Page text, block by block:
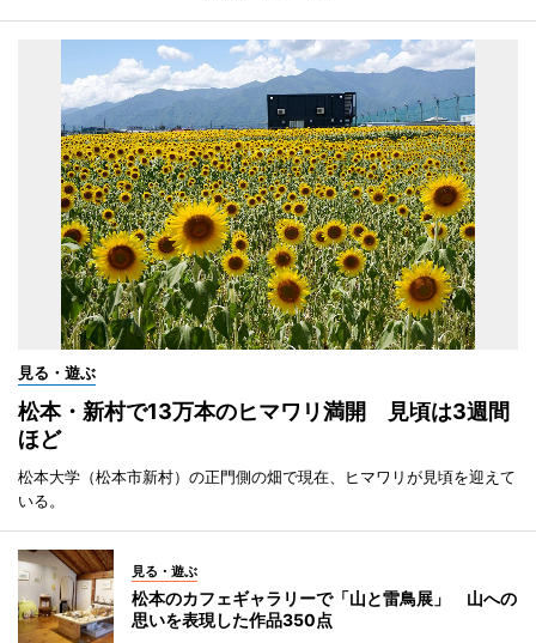
見る・遊ぶ
松本・新村で13万本のヒマワリ満開 見頃は3週間
ほど
松本大学（松本市新村）の正門側の畑で現在、ヒマワリが見頃を迎えて
いる。
見る・遊ぶ
松本のカフェギャラリーで「山と雷鳥展」 山への
思いを表現した作品350点